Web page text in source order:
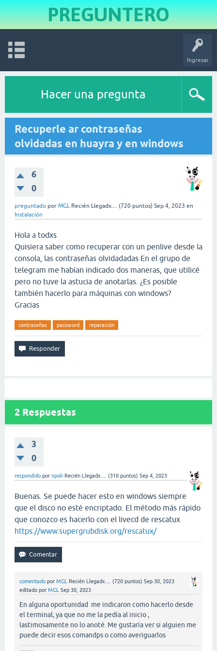
PREGUNTERO
Ingresar
Hacer una pregunta
Recuperle ar contraseñas
olvidadas en huayra y en windows
6
0
preguntado por MGL Recién Llegadx.... (720 puntos) Sep 4, 2023 en
Instalación
Hola a todxs
Quisiera saber como recuperar con un penlive desde la
consola, las contraseñas olvidadadas En el grupo de
telegram me habían indicado dos maneras, que utilicé
pero no tuve la astucia de anotarlas. ¿Es posible
también hacerlo para máquinas con windows?
Gracias
contraseñas password reparación
2 Respuestas
3
0
respondido por npoli Recién Llegadx.... (310 puntos) Sep 4, 2023
Buenas. Se puede hacer esto en windows siempre
que el disco no esté encriptado. El método más rápido
que conozco es hacerlo con el livecd de rescatux
https://www.supergrubdisk.org/rescatux/
comentado por MGL Recién Llegadx.... (720 puntos) Sep 30, 2023
editado por MGL Sep 30, 2023
En alguna oportunidad me indicaron como hacerlo desde
el terminal, ya que no me la pedía al inicio ,
lastimosamente no lo anoté. Me gustaría ver si alguien me
puede decir esos comandps o como averiguarlos